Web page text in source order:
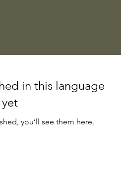
in this language
yet
you’ll see them here.